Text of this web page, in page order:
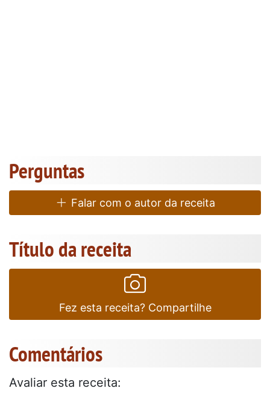
Perguntas
Falar com o autor da receita
Título da receita
Fez esta receita? Compartilhe
Comentários
Avaliar esta receita: